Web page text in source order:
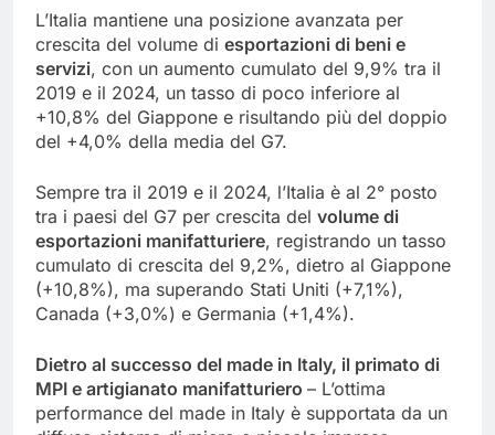
L’Italia mantiene una posizione avanzata per
crescita del volume di esportazioni di beni e
servizi, con un aumento cumulato del 9,9% tra il
2019 e il 2024, un tasso di poco inferiore al
+10,8% del Giappone e risultando più del doppio
del +4,0% della media del G7.
Sempre tra il 2019 e il 2024, l’Italia è al 2° posto
tra i paesi del G7 per crescita del volume di
esportazioni manifatturiere, registrando un tasso
cumulato di crescita del 9,2%, dietro al Giappone
(+10,8%), ma superando Stati Uniti (+7,1%),
Canada (+3,0%) e Germania (+1,4%).
Dietro al successo del made in Italy, il primato di
MPI e artigianato manifatturiero – L’ottima
performance del made in Italy è supportata da un